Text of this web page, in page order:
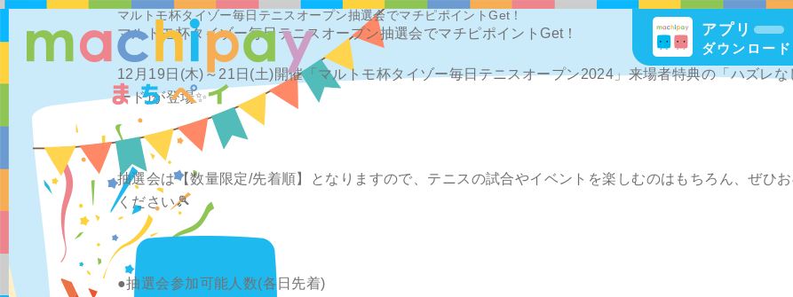
アプリ
ダウンロード
マルトモ杯タイゾー毎日テニスオープン抽選会でマチピポイントGet！
マルトモ杯タイゾー毎日テニスオープン抽選会でマチピポイントGet！
12月19日(木)～21日(土)開催「マルトモ杯タイゾー毎日テニスオープン2024」来場者特典の「ハズレ
ード)が登場✨
抽選会は【数量限定/先着順】となりますので、テニスの試合やイベントを楽しむのはもちろん、ぜひ
ください🎾
●抽選会参加可能人数(各日先着)